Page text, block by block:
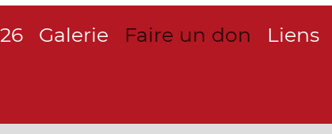
Galerie Faire un don Liens